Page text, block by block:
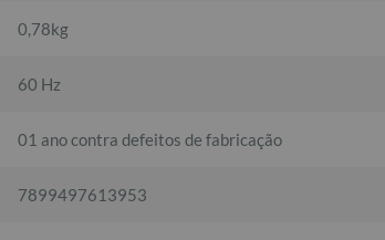
0,78kg
60 Hz
01 ano contra defeitos de fabricação
7899497613953